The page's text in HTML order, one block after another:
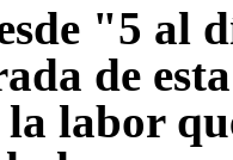
"5 al
de
labor